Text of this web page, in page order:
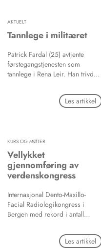
tannleger har tatt i bruk.
AKTUELT
Tannlege i militæret
Patrick Fardal (25) avtjente
førstegangstjenesten som
tannlege i Rena Leir. Han trivdes
arbeide i Forsvaret. - Jeg ser på
meg selv som en offiser først og
Les artikkel
KURS OG MØTER
Vellykket
gjennomføring av
verdenskongress
Internasjonal Dento-Maxillo-
Facial Radiologikongress i
Bergen med rekord i antall
Les artikkel